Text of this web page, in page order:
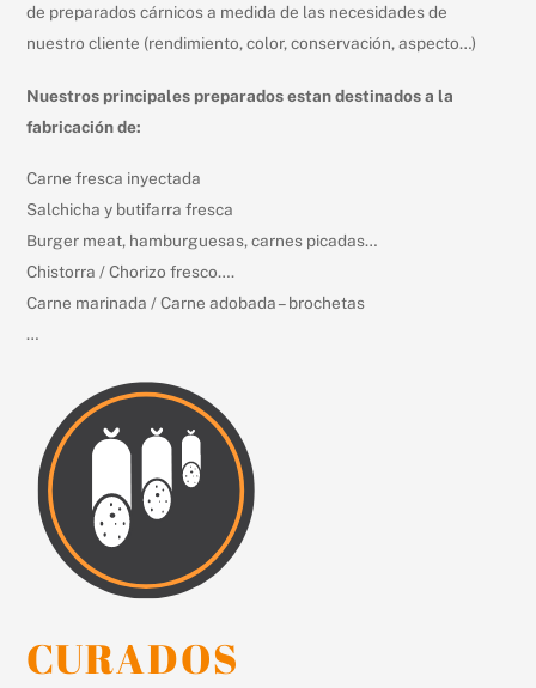
de preparados cárnicos a medida de las necesidades de
nuestro cliente (rendimiento, color, conservación, aspecto…)
Nuestros principales preparados estan destinados a la
fabricación de:
Carne fresca inyectada
Salchicha y butifarra fresca
Burger meat, hamburguesas, carnes picadas…
Chistorra / Chorizo fresco….
Carne marinada / Carne adobada – brochetas
…
CURADOS